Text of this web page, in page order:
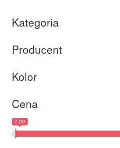
Barwniki spożywcze
Tematyczne
Blog
Wyprzedaż
Nowości
Kategoria
Producent
Kolor
Cena
7.00